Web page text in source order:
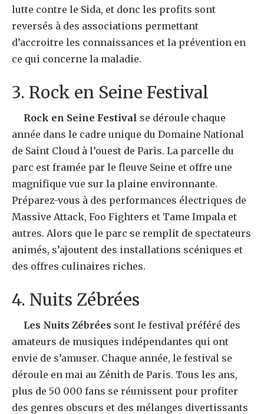
lutte contre le Sida, et donc les profits sont
reversés à des associations permettant
d’accroitre les connaissances et la prévention en
ce qui concerne la maladie.
3. Rock en Seine Festival
Rock en Seine Festival se déroule chaque
année dans le cadre unique du Domaine National
de Saint Cloud à l’ouest de Paris. La parcelle du
parc est framée par le fleuve Seine et offre une
magnifique vue sur la plaine environnante.
Préparez-vous à des performances électriques de
Massive Attack, Foo Fighters et Tame Impala et
autres. Alors que le parc se remplit de spectateurs
animés, s’ajoutent des installations scéniques et
des offres culinaires riches.
4. Nuits Zébrées
Les Nuits Zébrées sont le festival préféré des
amateurs de musiques indépendantes qui ont
envie de s’amuser. Chaque année, le festival se
déroule en mai au Zénith de Paris. Tous les ans,
plus de 50 000 fans se réunissent pour profiter
des genres obscurs et des mélanges divertissants